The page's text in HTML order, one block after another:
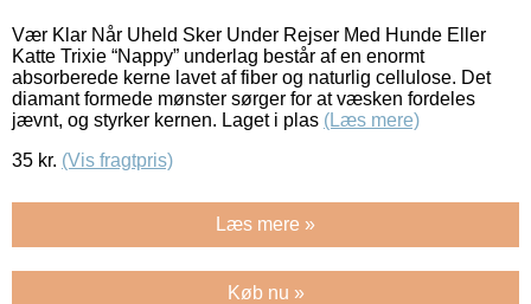
Vær Klar Når Uheld Sker Under Rejser Med Hunde Eller
Katte Trixie “Nappy” underlag består af en enormt
absorberede kerne lavet af fiber og naturlig cellulose. Det
diamant formede mønster sørger for at væsken fordeles
jævnt, og styrker kernen. Laget i plas (Læs mere)
35 kr. (Vis fragtpris)
Læs mere »
Køb nu »